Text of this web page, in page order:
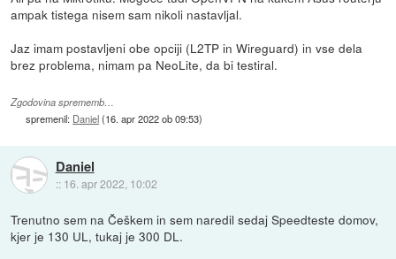
ampak tistega nisem sam nikoli nastavljal.
Jaz imam postavljeni obe opciji (L2TP in Wireguard) in vse dela
brez problema, nimam pa NeoLite, da bi testiral.
Zgodovina sprememb…
spremenil: Daniel(16. apr 2022 ob 09:53)
Daniel
:: 16. apr 2022, 10:02
Trenutno sem na Češkem in sem naredil sedaj Speedteste domov,
kjer je 130 UL, tukaj je 300 DL.